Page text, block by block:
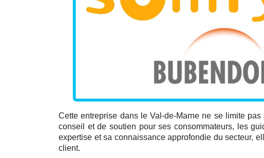
Cette entreprise dans le Val-de-Marne ne se limite
conseil et de soutien pour ses consommateurs, les
expertise et sa connaissance approfondie du secteur,
client.